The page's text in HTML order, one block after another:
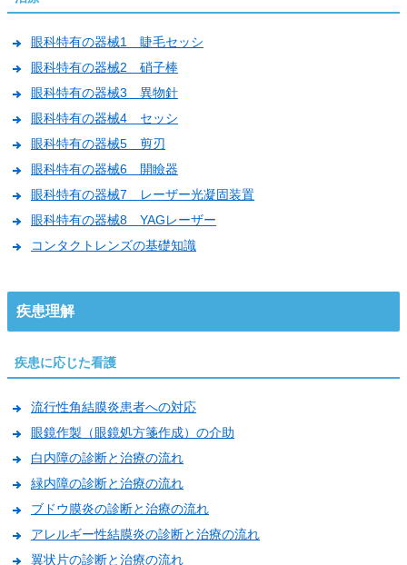
眼科特有の器械1 睫毛セッシ
眼科特有の器械2 硝子棒
眼科特有の器械3 異物針
眼科特有の器械4 セッシ
眼科特有の器械5 剪刃
眼科特有の器械6 開瞼器
眼科特有の器械7 レーザー光凝固装置
眼科特有の器械8 YAGレーザー
コンタクトレンズの基礎知識
疾患理解
疾患に応じた看護
流行性角結膜炎患者への対応
眼鏡作製（眼鏡処方箋作成）の介助
白内障の診断と治療の流れ
緑内障の診断と治療の流れ
ブドウ膜炎の診断と治療の流れ
アレルギー性結膜炎の診断と治療の流れ
翼状片の診断と治療の流れ